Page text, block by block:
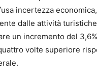
incertezza
dalle attività
un incremento del
volte superiore